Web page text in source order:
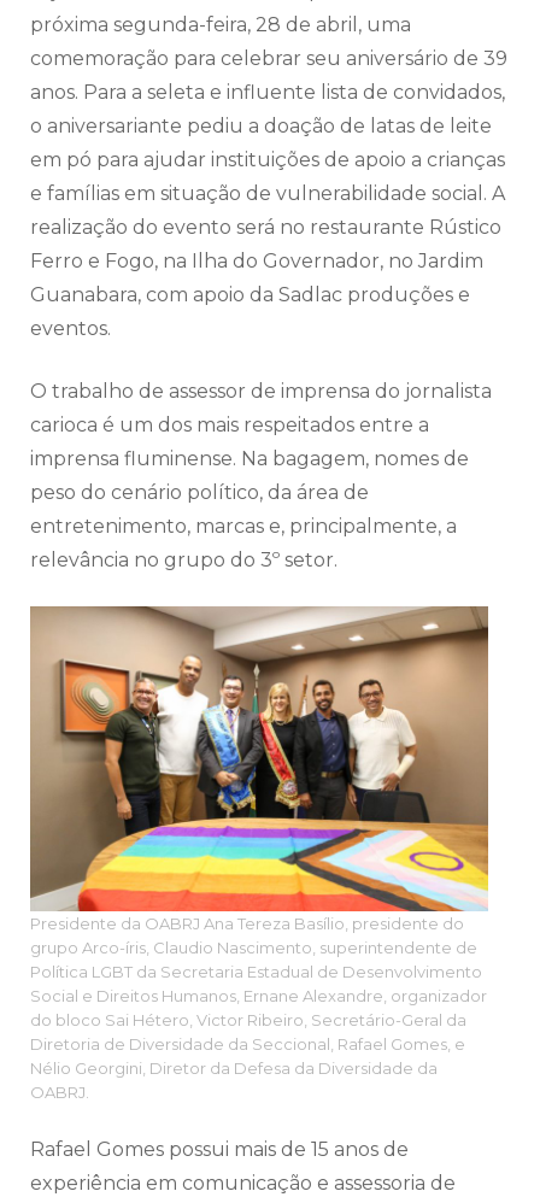
próxima segunda-feira, 28 de abril, uma
comemoração para celebrar seu aniversário de 39
anos. Para a seleta e influente lista de convidados,
o aniversariante pediu a doação de latas de leite
em pó para ajudar instituições de apoio a crianças
e famílias em situação de vulnerabilidade social. A
realização do evento será no restaurante Rústico
Ferro e Fogo, na Ilha do Governador, no Jardim
Guanabara, com apoio da Sadlac produções e
eventos.
O trabalho de assessor de imprensa do jornalista
carioca é um dos mais respeitados entre a
imprensa fluminense. Na bagagem, nomes de
peso do cenário político, da área de
entretenimento, marcas e, principalmente, a
relevância no grupo do 3º setor.
Presidente da OABRJ Ana Tereza Basílio, presidente do
grupo Arco-íris, Claudio Nascimento, superintendente de
Política LGBT da Secretaria Estadual de Desenvolvimento
Social e Direitos Humanos, Ernane Alexandre, organizador
do bloco Sai Hétero, Victor Ribeiro, Secretário-Geral da
Diretoria de Diversidade da Seccional, Rafael Gomes, e
Nélio Georgini, Diretor da Defesa da Diversidade da
OABRJ.
Rafael Gomes possui mais de 15 anos de
experiência em comunicação e assessoria de